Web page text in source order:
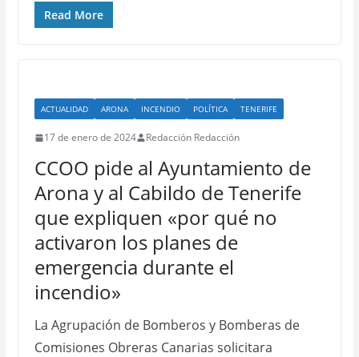
Read More
ACTUALIDAD ARONA INCENDIO POLÍTICA TENERIFE
17 de enero de 2024 Redacción Redacción
CCOO pide al Ayuntamiento de
Arona y al Cabildo de Tenerife
que expliquen «por qué no
activaron los planes de
emergencia durante el
incendio»
La Agrupación de Bomberos y Bomberas de
Comisiones Obreras Canarias solicitara